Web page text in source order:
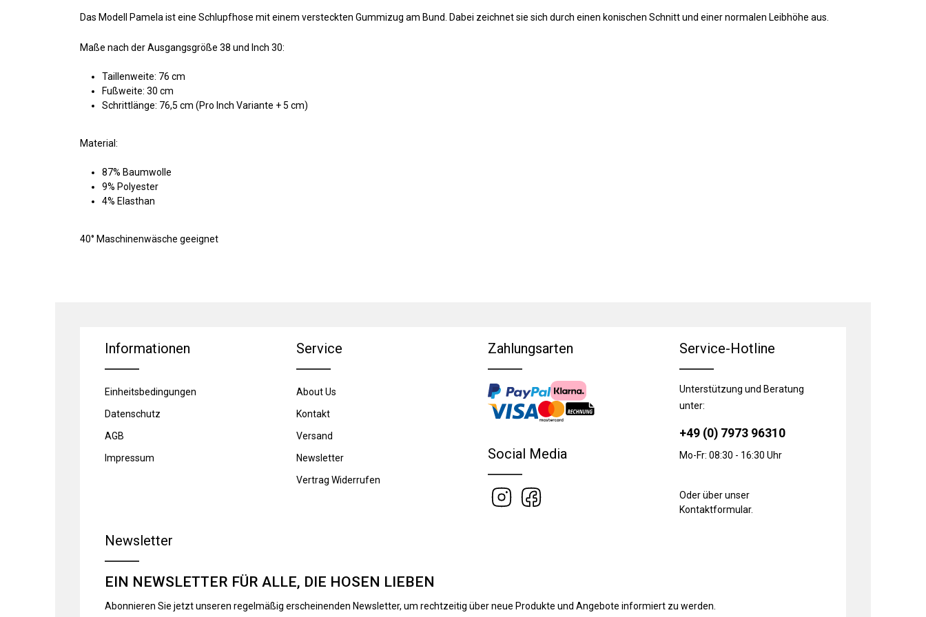
Das Modell Pamela ist eine Schlupfhose mit einem versteckten Gummizug am Bund. Dabei zeichnet sie sich durch einen konischen Schnitt und einer normalen Leibhöhe aus.
Maße nach der Ausgangsgröße 38 und Inch 30:
Taillenweite: 76 cm
Fußweite: 30 cm
Schrittlänge: 76,5 cm (Pro Inch Variante + 5 cm)
Material:
87% Baumwolle
9% Polyester
4% Elasthan
40° Maschinenwäsche geeignet
Informationen
Einheitsbedingungen
Datenschutz
AGB
Impressum
Service
About Us
Kontakt
Versand
Newsletter
Vertrag Widerrufen
Zahlungsarten
Social Media
Service-Hotline
Unterstützung und Beratung
unter:
+49 (0) 7973 96310
Mo-Fr: 08:30 - 16:30 Uhr
Oder über unser
Kontaktformular.
Newsletter
EIN NEWSLETTER FÜR ALLE, DIE HOSEN LIEBEN
Abonnieren Sie jetzt unseren regelmäßig erscheinenden Newsletter, um rechtzeitig über neue Produkte und Angebote informiert zu werden.